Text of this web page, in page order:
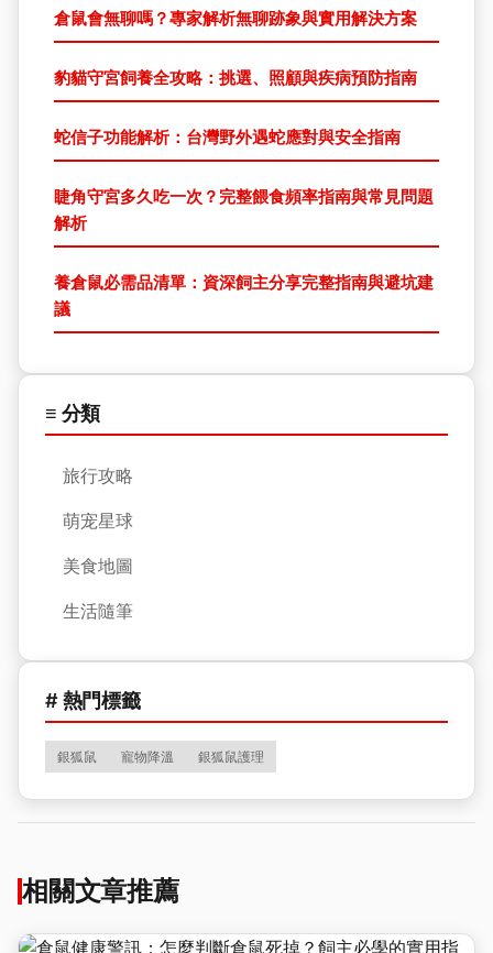
倉鼠會無聊嗎？專家解析無聊跡象與實用解決方案
豹貓守宮飼養全攻略：挑選、照顧與疾病預防指南
蛇信子功能解析：台灣野外遇蛇應對與安全指南
睫角守宮多久吃一次？完整餵食頻率指南與常見問題
解析
養倉鼠必需品清單：資深飼主分享完整指南與避坑建
議
≡ 分類
旅行攻略
萌宠星球
美食地圖
生活隨筆
# 熱門標籤
銀狐鼠 寵物降溫 銀狐鼠護理
相關文章推薦